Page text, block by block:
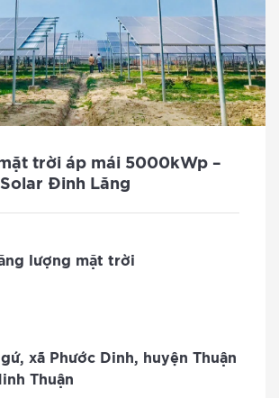
trời áp mái 5000kWp –
Đinh Lăng
lượng mặt trời
xã Phước Dinh, huyện Thuận
Thuận